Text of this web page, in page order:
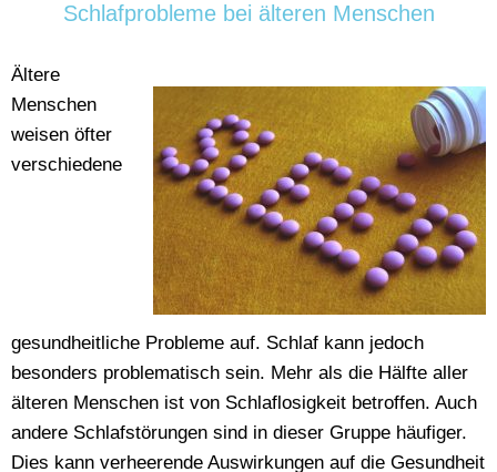
Schlafprobleme bei älteren Menschen
Ältere
Menschen
weisen öfter
verschiedene
gesundheitliche Probleme auf. Schlaf kann jedoch
besonders problematisch sein. Mehr als die Hälfte aller
älteren Menschen ist von Schlaflosigkeit betroffen. Auch
andere Schlafstörungen sind in dieser Gruppe häufiger.
Dies kann verheerende Auswirkungen auf die Gesundheit